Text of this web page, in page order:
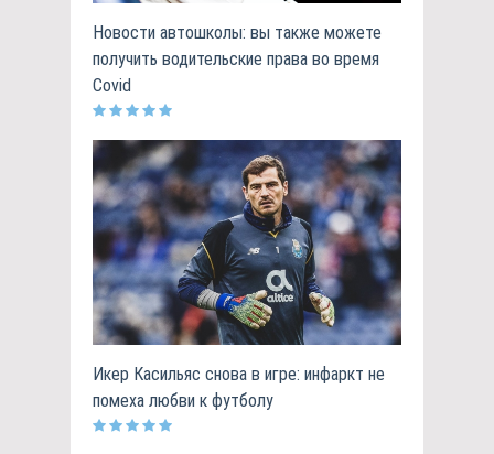
Новости автошколы: вы также можете
получить водительские права во время
Covid
Икер Касильяс снова в игре: инфаркт не
помеха любви к футболу